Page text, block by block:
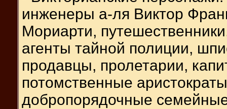
инженеры а-ля Виктор
Мориарти,
агенты тайной полиции,
продавцы, пролетарии,
потомственные
добропорядочные